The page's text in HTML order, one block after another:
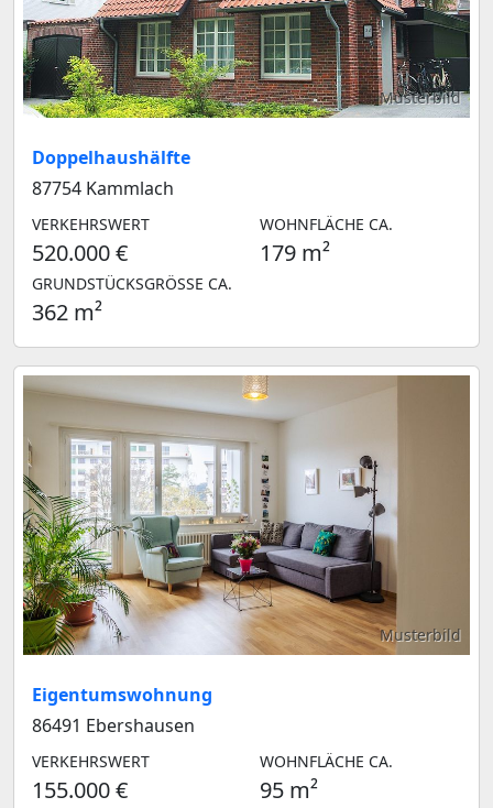
Musterbild
Doppelhaushälfte
87754 Kammlach
VERKEHRSWERT
520.000 €
WOHNFLÄCHE CA.
179 m²
GRUNDSTÜCKSGRÖSSE CA.
362 m²
Musterbild
Eigentumswohnung
86491 Ebershausen
VERKEHRSWERT
155.000 €
WOHNFLÄCHE CA.
95 m²